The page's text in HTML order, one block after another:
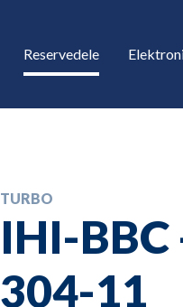
Reservedele
TURBO
IHI-BBC
304-11